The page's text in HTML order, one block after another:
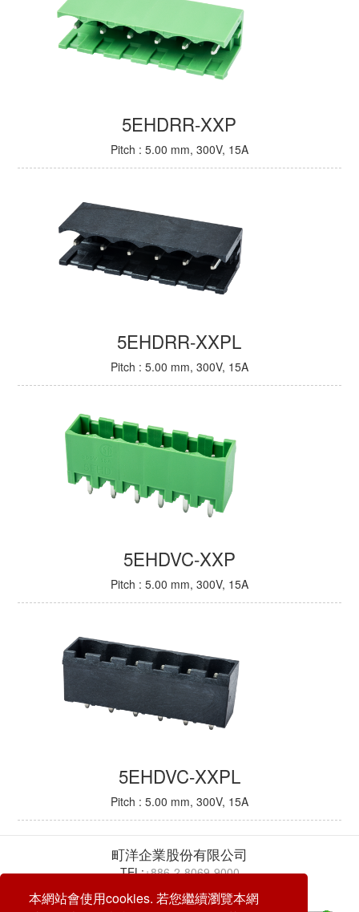
本網站會使用cookies. 若您繼續瀏覽本網
5EHDRR-XXP
Pitch : 5.00 mm, 300V, 15A
5EHDRR-XXPL
Pitch : 5.00 mm, 300V, 15A
5EHDVC-XXP
Pitch : 5.00 mm, 300V, 15A
5EHDVC-XXPL
Pitch : 5.00 mm, 300V, 15A
町洋企業股份有限公司
TEL:+886-2-8069-9000
service@dinkle.com